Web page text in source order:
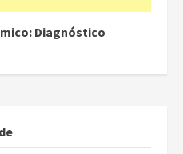
Diagnóstico